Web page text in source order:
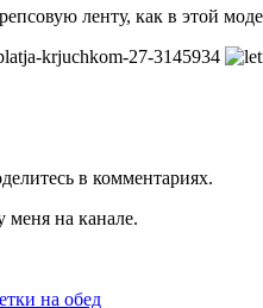
ленту, как в этой
в комментариях.
меня на канале.
на обед